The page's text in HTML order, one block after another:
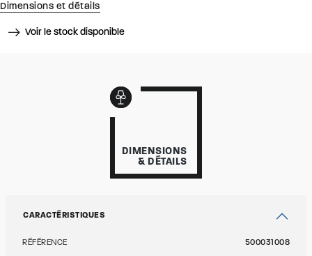
Dimensions et détails
Voir le stock disponible
DIMENSIONS
& DÉTAILS
CARACTÉRISTIQUES
RÉFÉRENCE 500031008